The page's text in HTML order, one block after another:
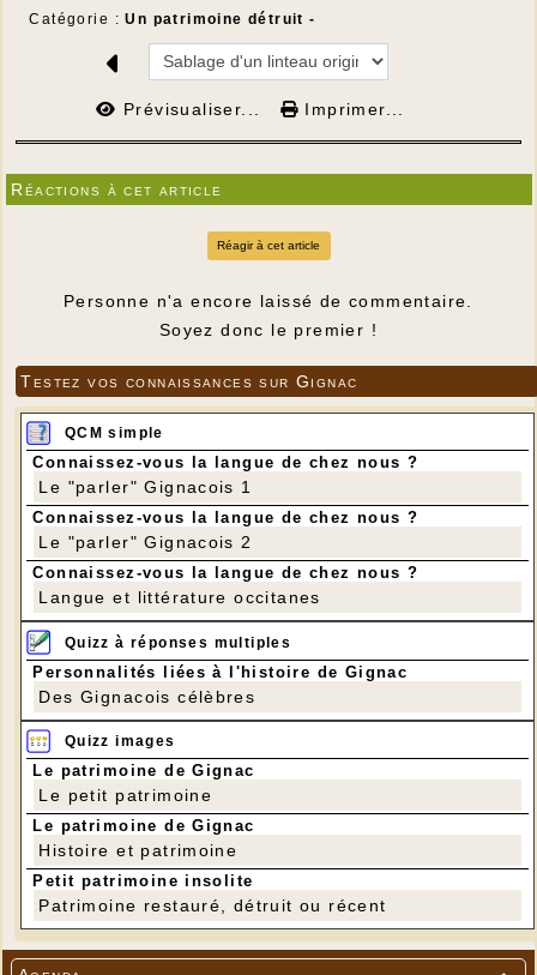
Catégorie :Un patrimoine détruit -
Prévisualiser... Imprimer...
Réactions à cet article
Réagir à cet article
Personne n'a encore laissé de commentaire.
Soyez donc le premier !
Testez vos connaissances sur Gignac
QCM simple
Connaissez-vous la langue de chez nous ?
Le "parler" Gignacois 1
Connaissez-vous la langue de chez nous ?
Le "parler" Gignacois 2
Connaissez-vous la langue de chez nous ?
Langue et littérature occitanes
Quizz à réponses multiples
Personnalités liées à l'histoire de Gignac
Des Gignacois célèbres
Quizz images
Le patrimoine de Gignac
Le petit patrimoine
Le patrimoine de Gignac
Histoire et patrimoine
Petit patrimoine insolite
Patrimoine restauré, détruit ou récent